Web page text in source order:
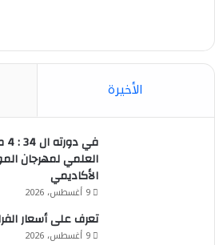
الأخيرة
العلمي لمهرجان
الأكاديمي
9 أغسطس، 2026
تعرف على أسعار
9 أغسطس، 2026